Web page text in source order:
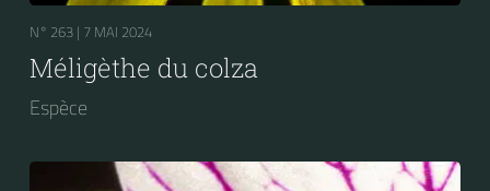
N° 263 | 7 MAI 2024
Méligèthe du colza
Espèce